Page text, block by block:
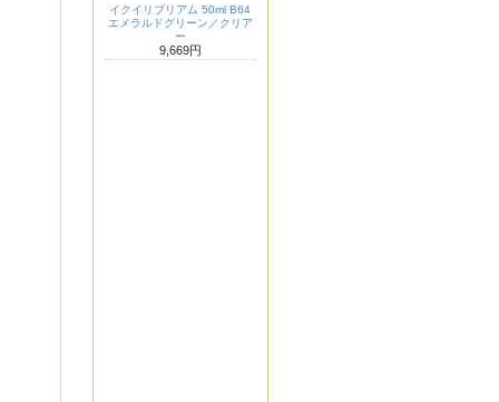
イクイリブリアム 50ml B64
エメラルドグリーン／クリア
ー
9,669円